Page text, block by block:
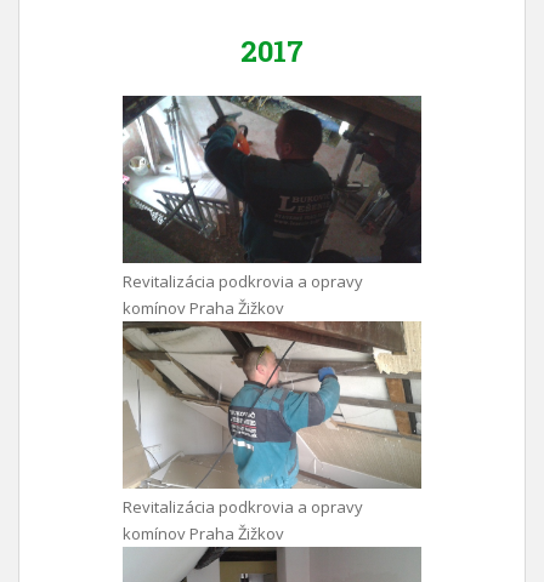
2017
Revitalizácia podkrovia a opravy
komínov Praha Žižkov
Revitalizácia podkrovia a opravy
komínov Praha Žižkov